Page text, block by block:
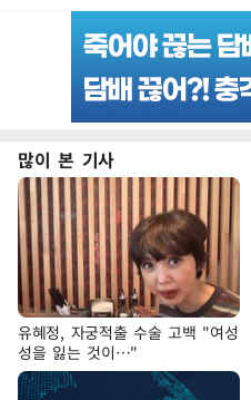
많이 본 기사
유혜정, 자궁적출 수술 고백 "여성
성을 잃는 것이…"